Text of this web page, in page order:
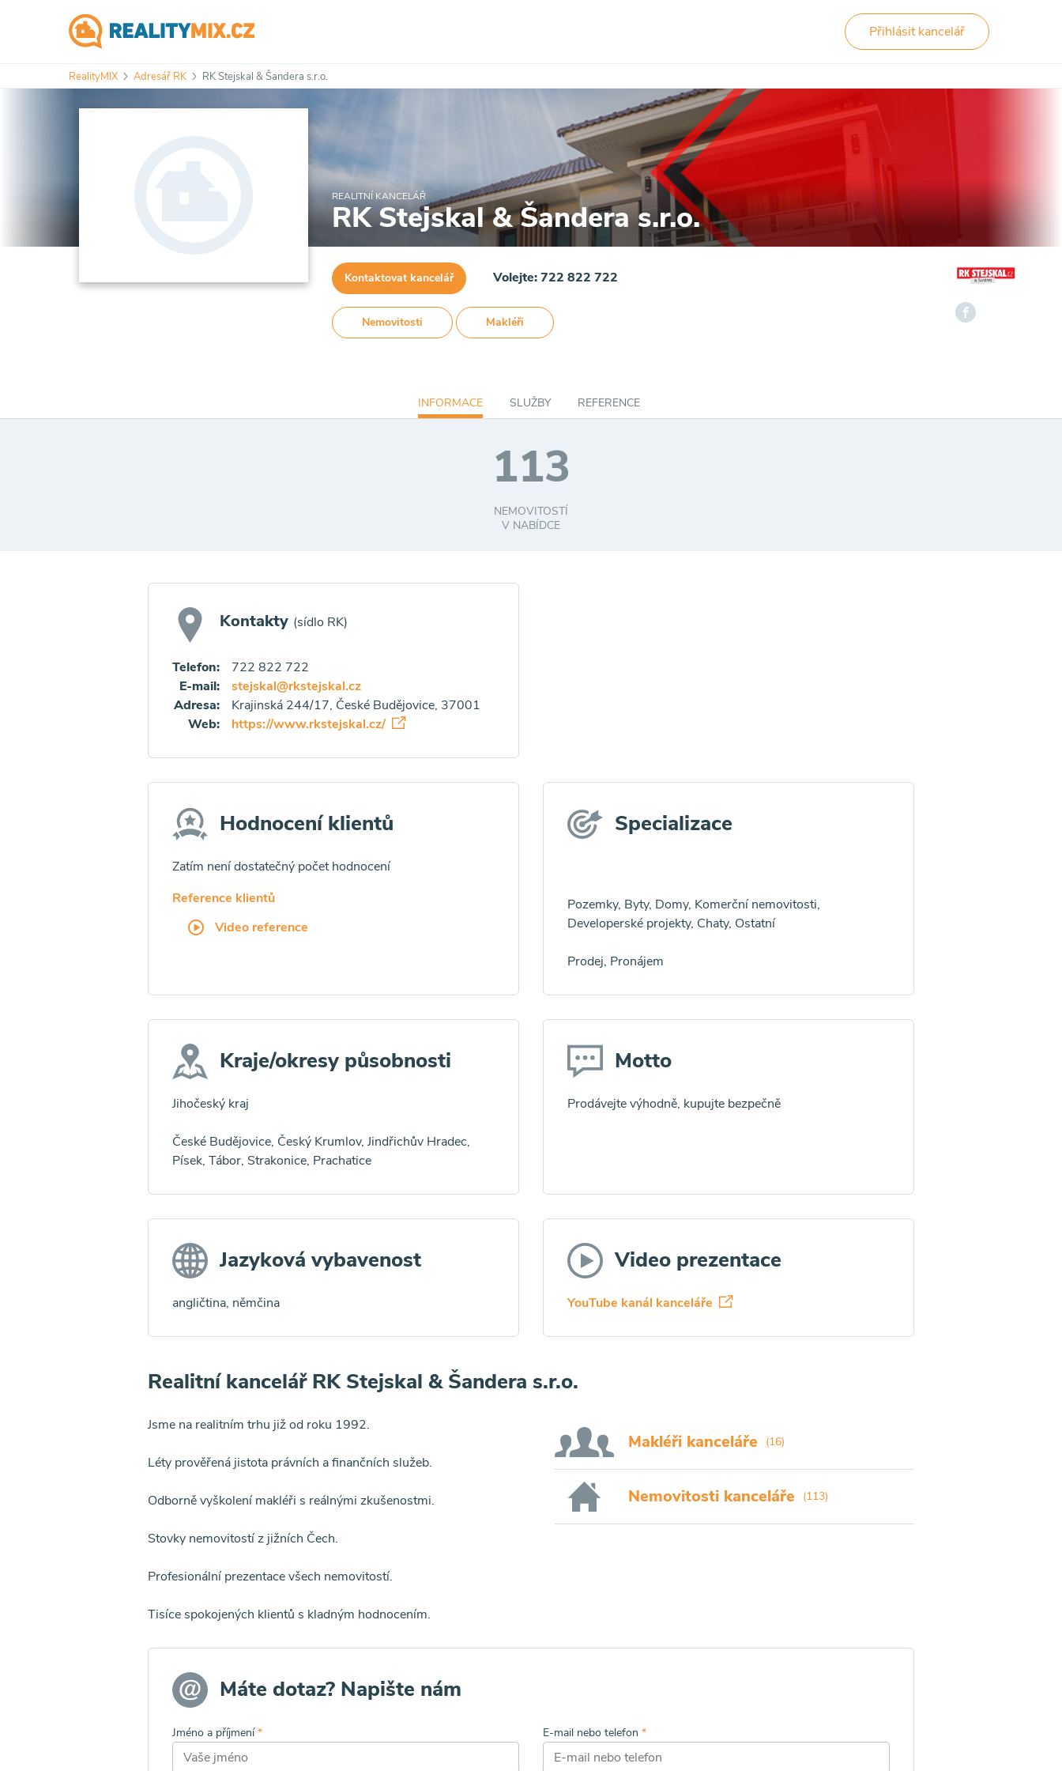
Přihlásit kancelář
RealityMIX Adresář RK RK Stejskal & Šandera s.r.o.
REALITNÍ KANCELÁŘ
RK Stejskal & Šandera s.r.o.
Kontaktovat kancelář Volejte: 722 822 722
Nemovitosti Makléři
INFORMACE SLUŽBY REFERENCE
113
NEMOVITOSTÍ
V NABÍDCE
Kontakty (sídlo RK)
Telefon:
722 822 722
E-mail:
stejskal@rkstejskal.cz
Adresa:
Krajinská 244/17, České Budějovice, 37001
Web:
https://www.rkstejskal.cz/
Hodnocení klientů
Zatím není dostatečný počet hodnocení
Reference klientů
Video reference
Specializace
Pozemky, Byty, Domy, Komerční nemovitosti,
Developerské projekty, Chaty, Ostatní
Prodej, Pronájem
Kraje/okresy působnosti
Jihočeský kraj
České Budějovice, Český Krumlov, Jindřichův Hradec,
Písek, Tábor, Strakonice, Prachatice
Motto
Prodávejte výhodně, kupujte bezpečně
Jazyková vybavenost
angličtina, němčina
Video prezentace
YouTube kanál kanceláře
Realitní kancelář RK Stejskal & Šandera s.r.o.
Jsme na realitním trhu již od roku 1992.
Léty prověřená jistota právních a finančních služeb.
Odborně vyškolení makléři s reálnými zkušenostmi.
Stovky nemovitostí z jižních Čech.
Profesionální prezentace všech nemovitostí.
Tisíce spokojených klientů s kladným hodnocením.
Makléři kanceláře (16)
Nemovitosti kanceláře (113)
Máte dotaz? Napište nám
Jméno a příjmení* E-mail nebo telefon *